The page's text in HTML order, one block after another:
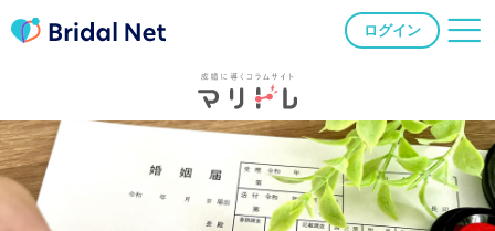
ログイン